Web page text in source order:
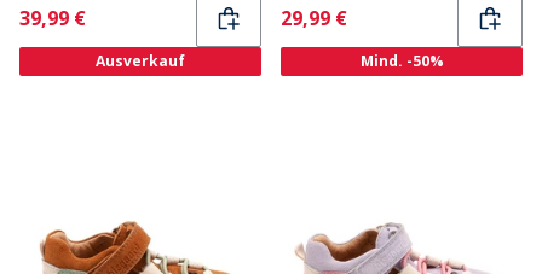
Current
39,99 €
Ausverkauf
Current
29,99 €
Mind. -50%